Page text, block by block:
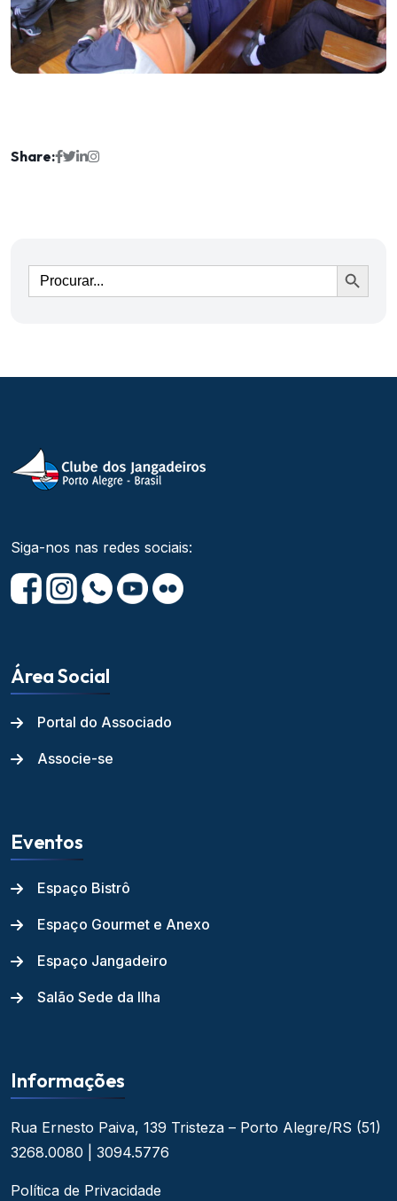
Share:
Ir
Siga-nos nas redes sociais:
Área Social
Portal do Associado
Associe-se
Eventos
Espaço Bistrô
Espaço Gourmet e Anexo
Espaço Jangadeiro
Salão Sede da Ilha
Informações
Rua Ernesto Paiva, 139 Tristeza – Porto Alegre/RS (51)
3268.0080 | 3094.5776
Política de Privacidade